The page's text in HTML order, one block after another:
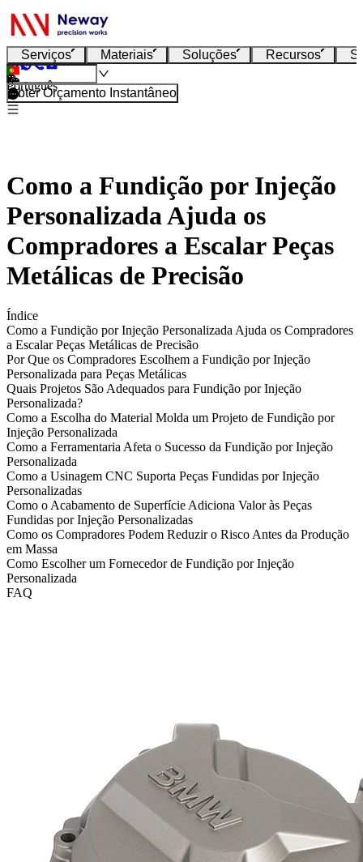
Serviços Materiais Soluções Recursos
Português
Obter Orçamento Instantâneo
Como a Fundição por Injeção
Personalizada Ajuda os
Compradores a Escalar Peças
Metálicas de Precisão
Índice
Como a Fundição por Injeção Personalizada Ajuda os Compradores
a Escalar Peças Metálicas de Precisão
Por Que os Compradores Escolhem a Fundição por Injeção
Personalizada para Peças Metálicas
Quais Projetos São Adequados para Fundição por Injeção
Personalizada?
Como a Escolha do Material Molda um Projeto de Fundição por
Injeção Personalizada
Como a Ferramentaria Afeta o Sucesso da Fundição por Injeção
Personalizada
Como a Usinagem CNC Suporta Peças Fundidas por Injeção
Personalizadas
Como o Acabamento de Superfície Adiciona Valor às Peças
Fundidas por Injeção Personalizadas
Como os Compradores Podem Reduzir o Risco Antes da Produção
em Massa
Como Escolher um Fornecedor de Fundição por Injeção
Personalizada
FAQ